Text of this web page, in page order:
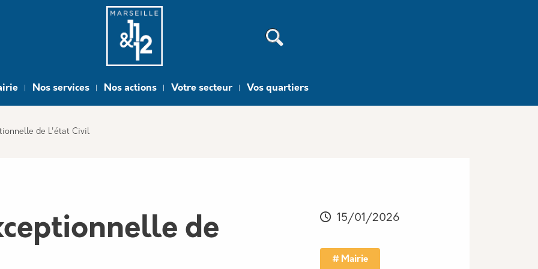
Recherche
Nos services Nos actions Votre secteur Vos quartiers
de L'état Civil
de
15/01/2026
Mairie